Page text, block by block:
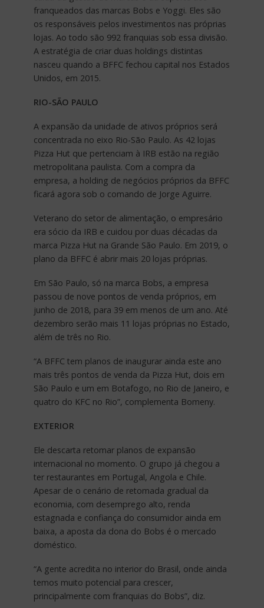
franqueados das marcas Bobs e Yoggi. Eles são
os responsáveis pelos investimentos nas próprias
lojas. Ao todo são 992 franquias sob essa divisão.
A estratégia de criar duas holdings distintas
nasceu quando a BFFC fechou capital nos Estados
Unidos, em 2015.
RIO-SÃO PAULO
A expansão da unidade de ativos próprios será
concentrada no eixo Rio-São Paulo. As 42 lojas
Pizza Hut que pertenciam à IRB estão na região
metropolitana paulista. Com a compra da
empresa, a holding de negócios próprios da BFFC
ficará agora sob o comando de Jorge Aguirre.
Veterano do setor de alimentação, o empresário
era sócio da IRB e cuidou por duas décadas da
marca Pizza Hut na Grande São Paulo. Em 2019, o
plano da BFFC é abrir mais 20 lojas próprias.
Em São Paulo, só na marca Bobs, a empresa
passou de nove pontos de venda próprios, em
junho de 2018, para 39 em menos de um ano. Até
dezembro serão mais 11 lojas próprias no Estado,
além de três no Rio.
“A BFFC tem planos de inaugurar ainda este ano
mais três pontos de venda da Pizza Hut, dois em
São Paulo e um em Botafogo, no Rio de Janeiro, e
quatro do KFC no Rio”, complementa Bomeny.
EXTERIOR
Ele descarta retomar planos de expansão
internacional no momento. O grupo já chegou a
ter restaurantes em Portugal, Angola e Chile.
Apesar de o cenário de retomada gradual da
economia, com desemprego alto, renda
estagnada e confiança do consumidor ainda em
baixa, a aposta da dona do Bobs é o mercado
doméstico.
“A gente acredita no interior do Brasil, onde ainda
temos muito potencial para crescer,
principalmente com franquias do Bobs”, diz.